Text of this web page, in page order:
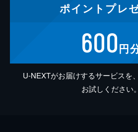
ポイント プレ
600円
U-NEXTがお届けするサービスを
お試しください。